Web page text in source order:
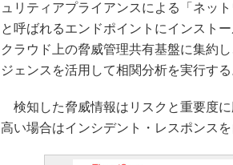
ュリティアプライアンスによる「ネッ
と呼ばれるエンドポイントにインスト
クラウド上の脅威管理共有基盤に集約
ジェンスを活用して相関分析を実行する
検知した脅威情報はリスクと重要度
高い場合はインシデント・レスポンス